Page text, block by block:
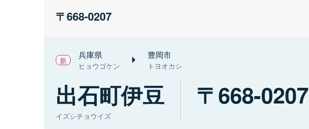
668-0207
兵庫県
ヒョウゴケン
豊岡市
トヨオカシ
出石町伊豆
イズシチョウイズ
668-0207